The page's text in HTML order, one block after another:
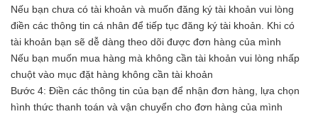
Nếu bạn chưa có tài khoản và muốn đăng ký tài khoản vui lòng
điền các thông tin cá nhân để tiếp tục đăng ký tài khoản. Khi có
tài khoản bạn sẽ dễ dàng theo dõi được đơn hàng của mình
Nếu bạn muốn mua hàng mà không cần tài khoản vui lòng nhấp
chuột vào mục đặt hàng không cần tài khoản
Bước 4: Điền các thông tin của bạn để nhận đơn hàng, lựa chọn
hình thức thanh toán và vận chuyển cho đơn hàng của mình